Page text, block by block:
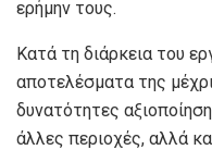
ερήμην τους.
Κατά τη διάρκεια του
αποτελέσματα της
δυνατότητες
άλλες περιοχές, αλλά